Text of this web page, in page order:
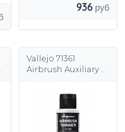
936
Vallejo 71361
Airbrush Auxiliary —